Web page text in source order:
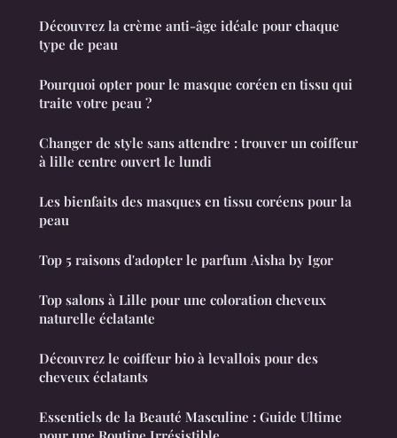
Découvrez la crème anti-âge idéale pour chaque
type de peau
Pourquoi opter pour le masque coréen en tissu qui
traite votre peau ?
Changer de style sans attendre : trouver un coiffeur
à lille centre ouvert le lundi
Les bienfaits des masques en tissu coréens pour la
peau
Top 5 raisons d'adopter le parfum Aisha by Igor
Top salons à Lille pour une coloration cheveux
naturelle éclatante
Découvrez le coiffeur bio à levallois pour des
cheveux éclatants
Essentiels de la Beauté Masculine : Guide Ultime